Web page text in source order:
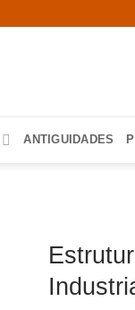
ANTIGUIDADES